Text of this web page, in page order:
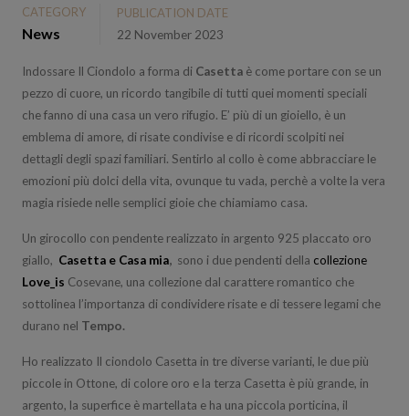
CATEGORY
News
PUBLICATION DATE
22 November 2023
Indossare Il Ciondolo a forma di Casetta è come portare con se un
pezzo di cuore, un ricordo tangibile di tutti quei momenti speciali
che fanno di una casa un vero rifugio. E’ più di un gioiello, è un
emblema di amore, di risate condivise e di ricordi scolpiti nei
dettagli degli spazi familiari. Sentirlo al collo è come abbracciare le
emozioni più dolci della vita, ovunque tu vada, perchè a volte la vera
magia risiede nelle semplici gioie che chiamiamo casa.
Un girocollo con pendente realizzato in argento 925 placcato oro
giallo, Casetta e Casa mia, sono i due pendenti della collezione
Love_is Cosevane, una collezione dal carattere romantico che
sottolinea l’importanza di condividere risate e di tessere legami che
durano nel Tempo.
Ho realizzato Il ciondolo Casetta in tre diverse varianti, le due più
piccole in Ottone, di colore oro e la terza Casetta è più grande, in
argento, la superfice è martellata e ha una piccola porticina, il